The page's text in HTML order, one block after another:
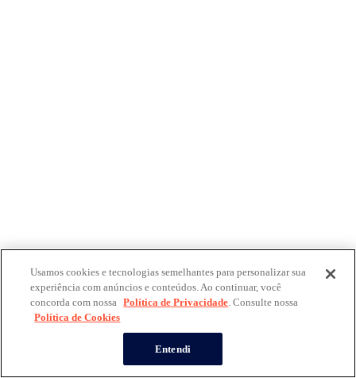
Usamos cookies e tecnologias semelhantes para personalizar sua
experiência com anúncios e conteúdos. Ao continuar, você
concorda com nossa Política de Privacidade. Consulte nossa
Política de Cookies
Entendi